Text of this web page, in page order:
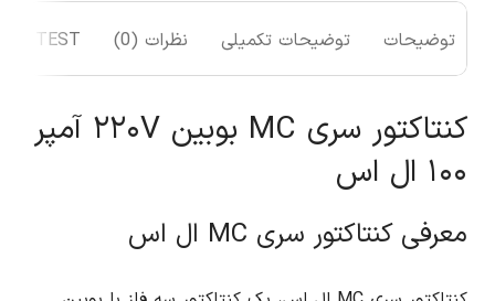
توضیحات توضیحات تکمیلی نظرات (0) TEST
کنتاکتور سری MC بوبین ۲۲۰V آمپر
۱۰۰ ال اس
معرفی کنتاکتور سری MC ال اس